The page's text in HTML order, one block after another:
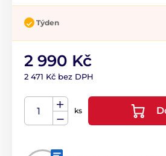
Týden
2 990 Kč
2 471 Kč bez DPH
ks